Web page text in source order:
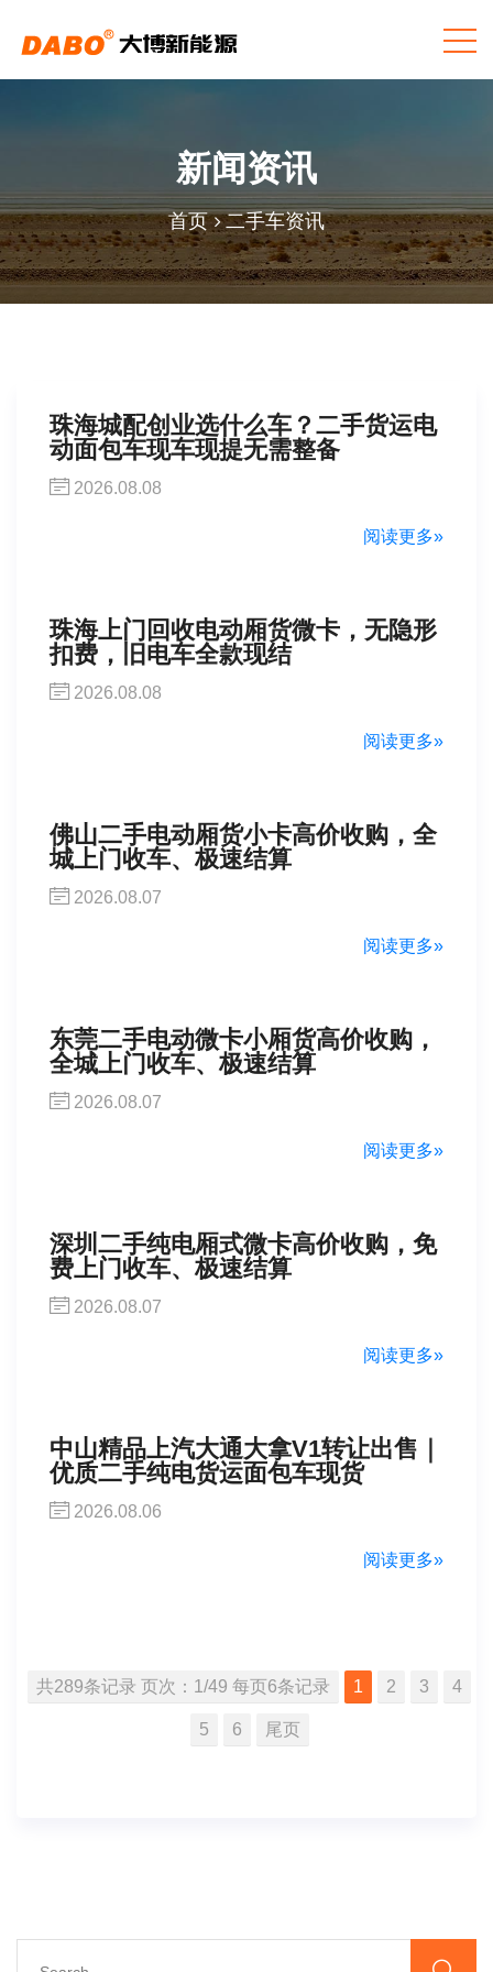
新闻资讯
首页 二手车资讯
珠海城配创业选什么车？二手货运电
动面包车现车现提无需整备
2026.08.08
阅读更多»
珠海上门回收电动厢货微卡，无隐形
扣费，旧电车全款现结
2026.08.08
阅读更多»
佛山二手电动厢货小卡高价收购，全
城上门收车、极速结算
2026.08.07
阅读更多»
东莞二手电动微卡小厢货高价收购，
全城上门收车、极速结算
2026.08.07
阅读更多»
深圳二手纯电厢式微卡高价收购，免
费上门收车、极速结算
2026.08.07
阅读更多»
中山精品上汽大通大拿V1转让出售｜
优质二手纯电货运面包车现货
2026.08.06
阅读更多»
共289条记录 页次：1/49 每页6条记录 1 2 3 4
5 6 尾页